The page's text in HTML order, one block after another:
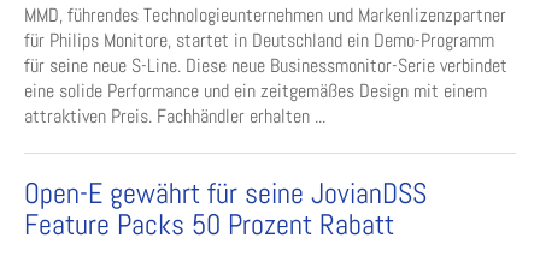
MMD, führendes Technologieunternehmen und Markenlizenzpartner
für Philips Monitore, startet in Deutschland ein Demo-Programm
für seine neue S-Line. Diese neue Businessmonitor-Serie verbindet
eine solide Performance und ein zeitgemäßes Design mit einem
attraktiven Preis. Fachhändler erhalten ...
Open-E gewährt für seine JovianDSS
Feature Packs 50 Prozent Rabatt